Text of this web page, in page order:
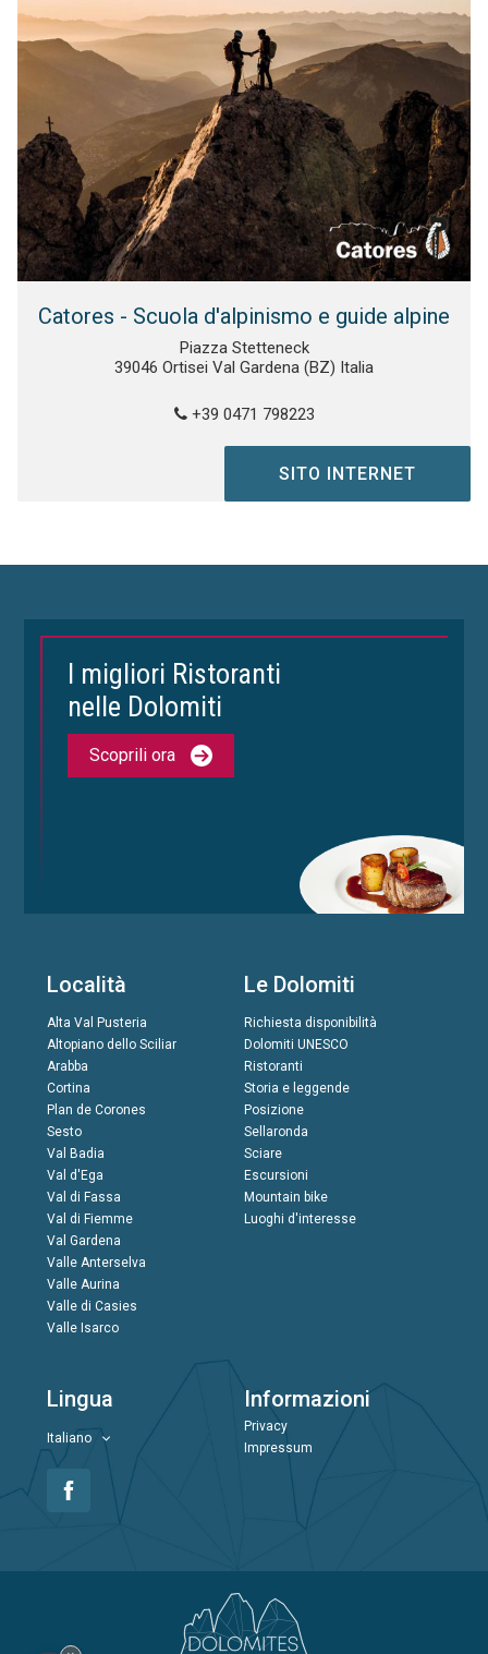
Catores - Scuola d'alpinismo e guide alpine
Piazza Stetteneck
39046 Ortisei Val Gardena (BZ) Italia
+39 0471 798223
SITO INTERNET
I migliori Ristoranti
nelle Dolomiti
Scoprili ora
Località
Alta Val Pusteria
Altopiano dello Sciliar
Arabba
Cortina
Plan de Corones
Sesto
Val Badia
Val d'Ega
Val di Fassa
Val di Fiemme
Val Gardena
Valle Anterselva
Valle Aurina
Valle di Casies
Valle Isarco
Le Dolomiti
Richiesta disponibilità
Dolomiti UNESCO
Ristoranti
Storia e leggende
Posizione
Sellaronda
Sciare
Escursioni
Mountain bike
Luoghi d'interesse
Lingua
Italiano
Informazioni
Privacy
Impressum